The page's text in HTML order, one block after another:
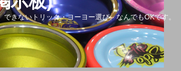
きないトリック・ヨーヨー選び、なんでもOKです。